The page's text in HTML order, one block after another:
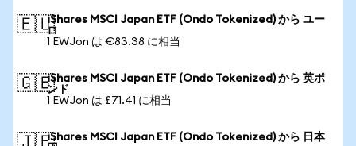
🇪🇺iShares MSCI Japan ETF (Ondo Tokenized) から ユー
ロ
1 EWJon は €83.38 に相当
🇬🇧iShares MSCI Japan ETF (Ondo Tokenized) から 英ポ
ンド
1 EWJon は £71.41 に相当
iShares MSCI Japan ETF (Ondo Tokenized) から 日本